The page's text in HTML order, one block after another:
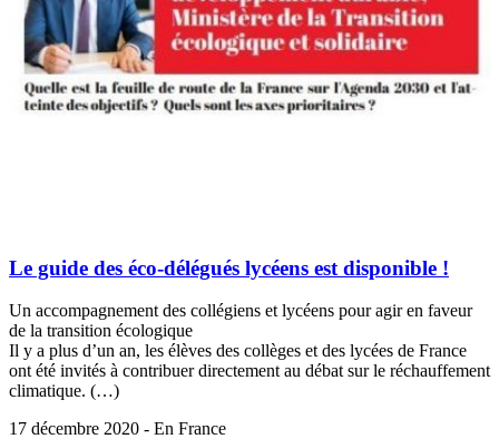
Le guide des éco-délégués lycéens est disponible !
Un accompagnement des collégiens et lycéens pour agir en faveur
de la transition écologique
Il y a plus d’un an, les élèves des collèges et des lycées de France
ont été invités à contribuer directement au débat sur le réchauffement
climatique. (…)
17 décembre 2020 - En France